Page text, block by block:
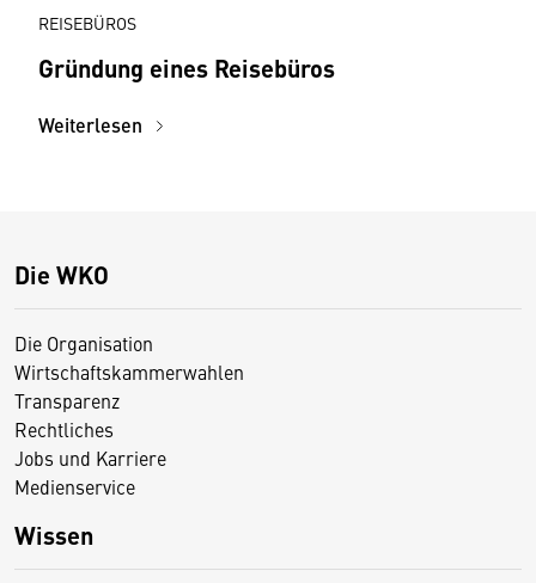
REISEBÜROS
Gründung eines Reisebüros
Weiterlesen
Die WKO
Die Organisation
Wirtschaftskammerwahlen
Transparenz
Rechtliches
Jobs und Karriere
Medienservice
Wissen